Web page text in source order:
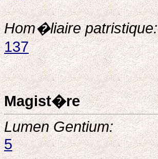
Hom�liaire patristique:
137
Magist�re
Lumen Gentium:
5